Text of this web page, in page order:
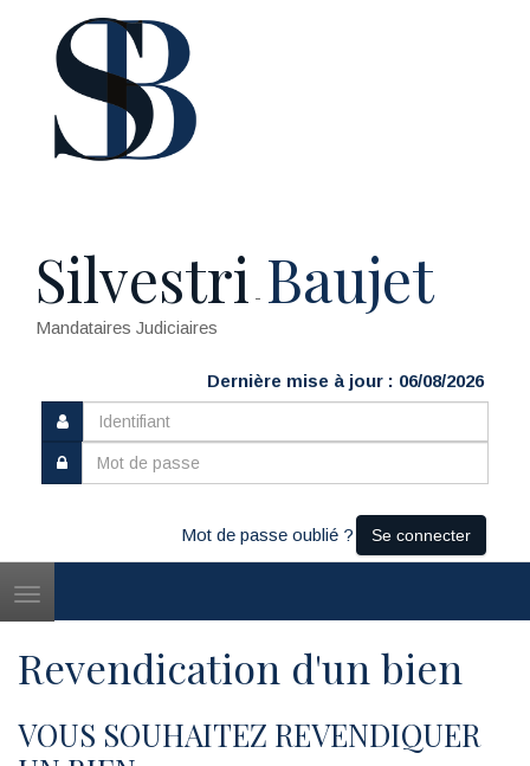
Silvestri - Baujet
Mandataires Judiciaires
Dernière mise à jour : 06/08/2026
Mot de passe oublié ? Se connecter
Toggle
Revendication d'un bien
VOUS SOUHAITEZ REVENDIQUER